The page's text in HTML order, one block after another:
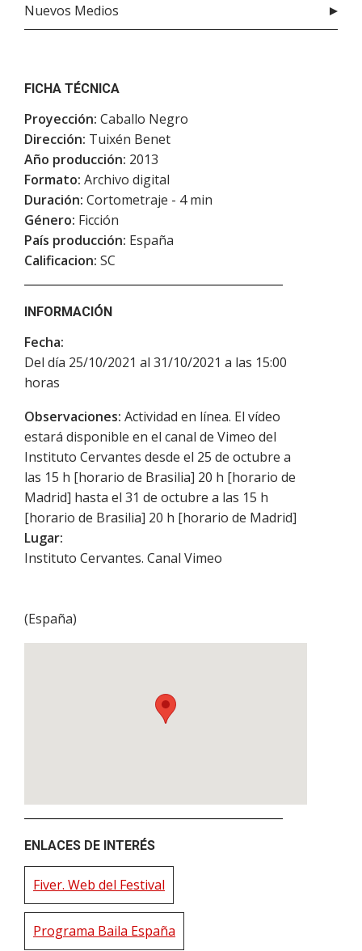
Nuevos Medios
FICHA TÉCNICA
Proyección: Caballo Negro
Dirección: Tuixén Benet
Año producción: 2013
Formato: Archivo digital
Duración: Cortometraje - 4 min
Género: Ficción
País producción: España
Calificacion: SC
INFORMACIÓN
Fecha:
Del día 25/10/2021 al 31/10/2021 a las 15:00
horas
Observaciones: Actividad en línea. El vídeo
estará disponible en el canal de Vimeo del
Instituto Cervantes desde el 25 de octubre a
las 15 h [horario de Brasilia] 20 h [horario de
Madrid] hasta el 31 de octubre a las 15 h
[horario de Brasilia] 20 h [horario de Madrid]
Lugar:
Instituto Cervantes. Canal Vimeo
(España)
ENLACES DE INTERÉS
Fiver. Web del Festival
Programa Baila España